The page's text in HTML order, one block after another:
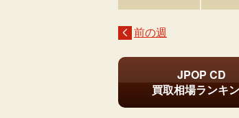
前の週
JPOP CD
買取相場ランキ